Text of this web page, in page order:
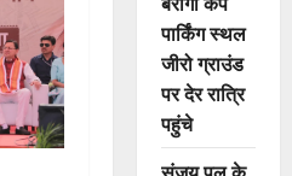
पार्किंग स्थल
जीरो ग्राउंड
पर देर रात्रि
पहुंचे